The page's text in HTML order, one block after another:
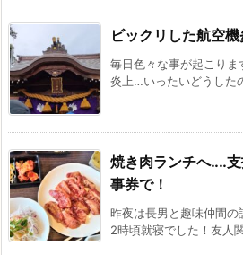
ビックリした航空
毎日色々な事が起こり
炎上…いったいどうした
焼き肉ランチへ‥‥
事券で！
昨夜は長男と趣味仲間
2時頃就寝でした！友人